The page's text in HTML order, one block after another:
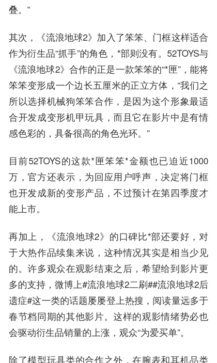
叠。”
其次，《流浪地球2》加入了笨笨、门框这样适合
作为衍生品“抓手”的角色，*部则没有。52TOYS与
《流浪地球2》合作的正是一款笨笨的“*匣”，能将
笨笨变形成一个边长五厘米的正立方体，“我们之
所以选择机械狗笨笨合作，是因为这个形象最适
合开发成变形机甲玩具，而且它在影片中是有情
感色彩的，具备很高的角色光环。”
目前52TOYS的这款*匣笨笨*金额也已迫近1000
万，官方还表示，为回应用户呼声，决定将门框
也开发成新的变形产品，不过预计在第四季度才
能上市。
再加上，《流浪地球2》的口碑比*部还要好，对
于大热作品续集来说，这种情况其实是相当少见
的。许多观众在观影结束之后，希望给到影片更
多的支持，微博上#流浪地球2二刷##流浪地球2后
遗症#这一类的话题屡屡登上热搜，阅读量远多于
春节档同期的其他影片。这样的观影情绪势必也
会驱动衍生品销量的上涨，观众“为爱买单”。
除了模型玩具类的合作之外，在腕表和耳机品类